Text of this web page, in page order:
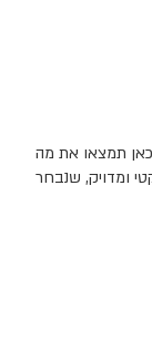
תמצאו את מה
ומדויק, שנבחר